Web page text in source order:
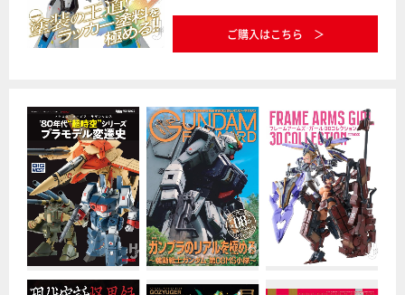
ご購入はこちら